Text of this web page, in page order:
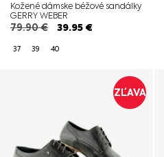
Kožené dámske béžové sandálky
GERRY WEBER
79.90€ 39.95€
37 39 40
ZĽAVA